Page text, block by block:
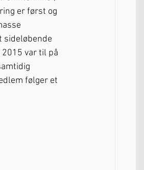
er først og
sideløbende
var til på
følger et